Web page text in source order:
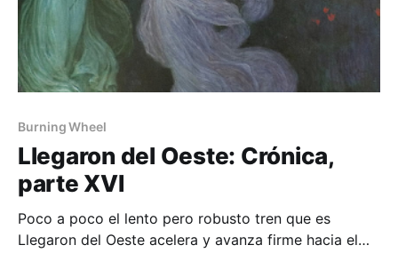
Burning Wheel
Llegaron del Oeste: Crónica,
parte XVI
Poco a poco el lento pero robusto tren que es
Llegaron del Oeste acelera y avanza firme hacia el